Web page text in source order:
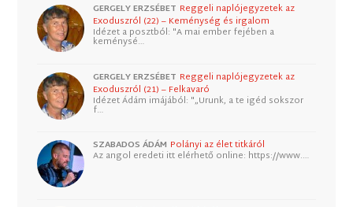
GERGELY ERZSÉBET Reggeli naplójegyzetek az
Exoduszról (22) – Keménység és irgalom
Idézet a posztból: "A mai ember fejében a
keménysé…
GERGELY ERZSÉBET Reggeli naplójegyzetek az
Exoduszról (21) – Felkavaró
Idézet Ádám imájából: "„Urunk, a te igéd sokszor
f…
SZABADOS ÁDÁM Polányi az élet titkáról
Az angol eredeti itt elérhető online: https://www.…